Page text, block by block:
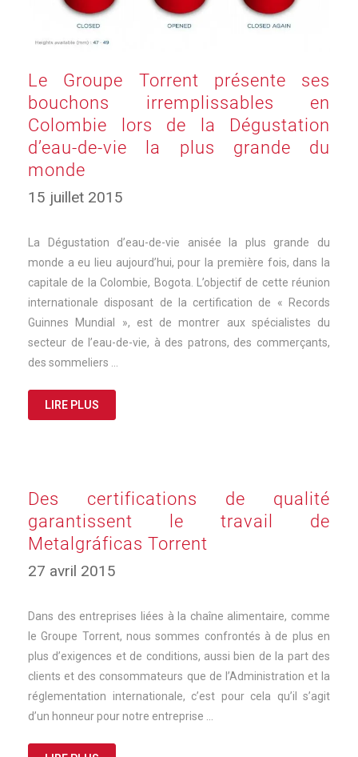
Le Groupe Torrent présente ses
bouchons irremplissables en
Colombie lors de la Dégustation
d’eau-de-vie la plus grande du
monde
15 juillet 2015
La Dégustation d’eau-de-vie anisée la plus grande du
monde a eu lieu aujourd’hui, pour la première fois, dans la
capitale de la Colombie, Bogota. L’objectif de cette réunion
internationale disposant de la certification de « Records
Guinnes Mundial », est de montrer aux spécialistes du
secteur de l’eau-de-vie, à des patrons, des commerçants,
des sommeliers …
LIRE PLUS
Des certifications de qualité
garantissent le travail de
Metalgráficas Torrent
27 avril 2015
Dans des entreprises liées à la chaîne alimentaire, comme
le Groupe Torrent, nous sommes confrontés à de plus en
plus d’exigences et de conditions, aussi bien de la part des
clients et des consommateurs que de l’Administration et la
réglementation internationale, c’est pour cela qu’il s’agit
d’un honneur pour notre entreprise …